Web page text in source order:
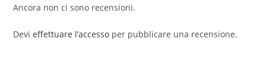
Ancora non ci sono recensioni.
Devieffettuare l’accesso per pubblicare una recensione.